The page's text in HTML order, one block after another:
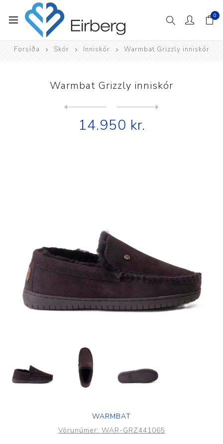
0
Forsíða Skór Inniskór Warmbat Grizzly inniskór
Warmbat Grizzly inniskór
14.950 kr.
WARMBAT
Vörunúmer: WAR-GRZ441065